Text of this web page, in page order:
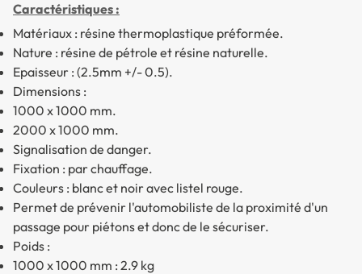
Caractéristiques :
Matériaux : résine thermoplastique préformée.
Nature : résine de pétrole et résine naturelle.
Epaisseur : (2.5mm +/- 0.5).
Dimensions :
1000 x 1000 mm.
2000 x 1000 mm.
Signalisation de danger.
Fixation : par chauffage.
Couleurs : blanc et noir avec listel rouge.
Permet de prévenir l'automobiliste de la proximité d'un
passage pour piétons et donc de le sécuriser.
Poids :
1000 x 1000 mm : 2.9 kg